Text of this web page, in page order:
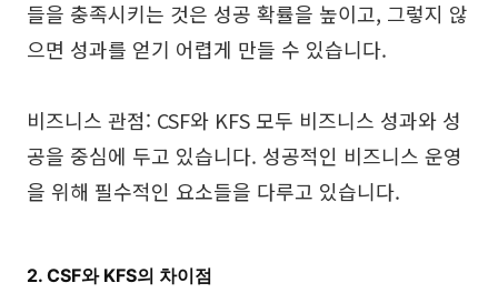
들을 충족시키는 것은 성공 확률을 높이고, 그렇지 않
으면 성과를 얻기 어렵게 만들 수 있습니다.
비즈니스 관점: CSF와 KFS 모두 비즈니스 성과와 성
공을 중심에 두고 있습니다. 성공적인 비즈니스 운영
을 위해 필수적인 요소들을 다루고 있습니다.
2. CSF와 KFS의 차이점